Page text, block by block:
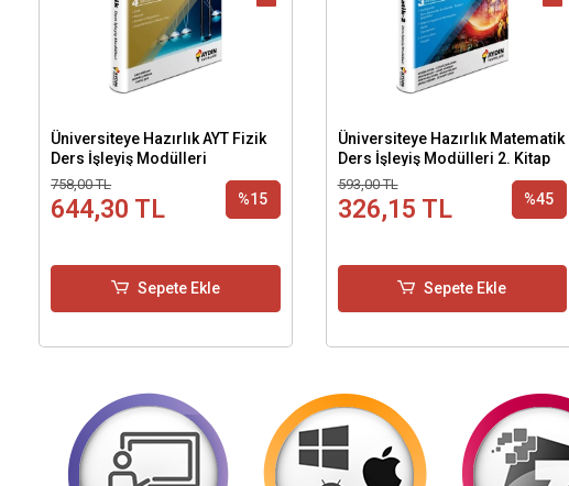
Üniversiteye Hazırlık AYT Fizik
Ders İşleyiş Modülleri
758,00 TL
644,30 TL %15
Sepete Ekle
Üniversiteye Hazırlık Matematik
Ders İşleyiş Modülleri 2. Kitap
593,00 TL
326,15 TL %45
Sepete Ekle